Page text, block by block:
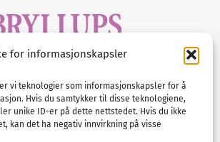
for informasjonskapsler
vi teknologier som informasjonskapsler for å
Hvis du samtykker til disse teknologiene,
unike ID-er på dette nettstedet. Hvis du ikke
kan det ha negativ innvirkning på visse
:info@nordicbridalmedia.com
Norge
rights reserved.
NO911740648